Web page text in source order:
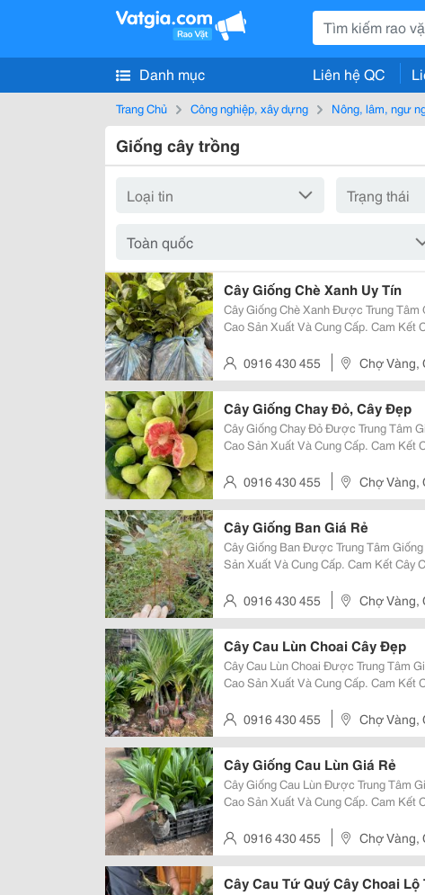
Danh mục Liên hệ QC
Trang Chủ Công nghiệp, xây dựng Nông, lâm, ngư
Giống cây trồng
Cây Giống Chè Xanh Uy Tín
Cây Giống Chè Xanh Được Trung
Cao Sản Xuất Và Cung Cấp. Cam Kết
Giống Chè Xanh Chè Xanh Là Giống
0916 430 455 Chợ Vàng,
Cây Giống Chay Đỏ, Cây Đẹp
Cây Giống Chay Đỏ Được Trung Tâm
Cao Sản Xuất Và Cung Cấp. Cam Kết
Giống Chay Đỏ Chay Đỏ Là Giống Cây
0916 430 455 Chợ Vàng,
Cây Giống Ban Giá Rẻ
Cây Giống Ban Được Trung Tâm
Sản Xuất Và Cung Cấp. Cam Kết Cây
Ban Cây Ban Là Giống Cây Cảnh
0916 430 455 Chợ Vàng,
Cây Cau Lùn Choai Cây Đẹp
Cây Cau Lùn Choai Được Trung Tâm
Cao Sản Xuất Và Cung Cấp. Cam Kết
Cây Cau Lùn Choai Cau Lùn Choai Là
0916 430 455 Chợ Vàng,
Cây Giống Cau Lùn Giá Rẻ
Cây Giống Cau Lùn Được Trung Tâm
Cao Sản Xuất Và Cung Cấp. Cam Kết
Lùn Cau Lùn Là Giống Cau Được
0916 430 455 Chợ Vàng,
Cây Cau Tứ Quý Cây Choai Lộ